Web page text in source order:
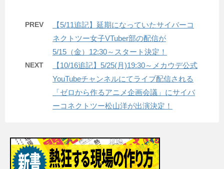
PREV
【5/11追記】延期になっていたサイバーコ
ネクトツー女子VTuber部の配信が
5/15（金）12:30～スタート決定！
NEXT
【10/16追記】5/25(月)19:30～メカウデ公式
YouTubeチャンネルにてライブ配信される
「ゼロから作るアニメ企画会議」にサイバ
ーコネクトツー松山洋が出演決定！